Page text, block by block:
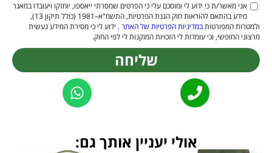
אני מאשר/ת כי ידוע לי ומוסכם עלי כי הפרטים שמסרתי ייאספו, יוחזקו ויעובדו במאגר
מידע בהתאם להוראות חוק הגנת הפרטיות, התשמ"א–1981 (כולל תיקון 13),
ולמטרות המפורטותבמדיניות הפרטיות של האתר. ידוע לי כי מסירת המידע נעשית
מרצוני החופשי, וכי עומדות לי הזכויות המוקנות לי לפי החוק.
שליחה
אולי יעניין אותך גם: